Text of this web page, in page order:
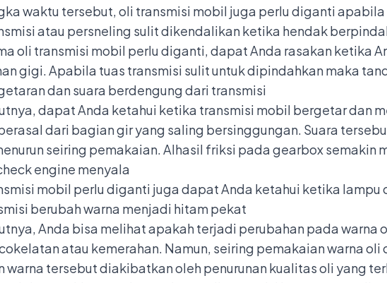
waktu tersebut, oli transmisi mobil juga perlu diganti
atau persneling sulit dikendalikan ketika hendak
oli transmisi mobil perlu diganti, dapat Anda rasakan ketika
gigi. Apabila tuas transmisi sulit untuk dipindahkan maka
dan suara berdengung dari transmisi
dapat Anda ketahui ketika transmisi mobil bergetar dan
dari bagian gir yang saling bersinggungan. Suara
seiring pemakaian. Alhasil friksi pada gearbox semakin
engine menyala
mobil perlu diganti juga dapat Anda ketahui ketika lampu
berubah warna menjadi hitam pekat
Anda bisa melihat apakah terjadi perubahan pada warna
atau kemerahan. Namun, seiring pemakaian warna
warna tersebut diakibatkan oleh penurunan kualitas oli yang